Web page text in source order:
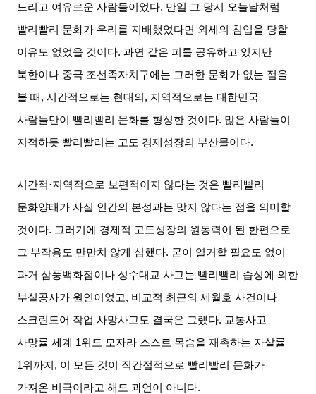
느리고 여유로운 사람들이었다. 만일 그 당시 오늘날처럼
빨리빨리 문화가 우리를 지배했었다면 외세의 침입을 당할
이유도 없었을 것이다.과연 같은 피를 공유하고 있지만
북한이나 중국 조선족자치구에는 그러한 문화가 없는 점을
볼 때 ,시간적으로는 현대의 , 지역적으로는 대한민국
사람들만이 빨리빨리 문화를 형성한 것이다. 많은 사람들이
지적하듯 빨리빨리는 고도 경제성장의 부산물이다.
시간적·지역적으로 보편적이지 않다는 것은 빨리빨리
문화양태가 사실 인간의 본성과는 맞지 않다는 점을 의미할
것이다. 그러기에 경제적 고도성장의 원동력이 된 한편으로
그 부작용도 만만치 않게 심했다. 굳이 열거할 필요도 없이
과거 삼풍백화점이나 성수대교 사고는 빨리빨리 습성에 의한
부실공사가 원인이었고, 비교적 최근의 세월호 사건이나
스크린도어 작업 사망사고도 결국은 그랬다. 교통사고
사망률 세계
1위도 모자라 스스로 목숨을 재촉하는 자살률
1위까지 , 이 모든 것이 직간접적으로 빨리빨리 문화가
가져온 비극이라고 해도 과언이 아니다.